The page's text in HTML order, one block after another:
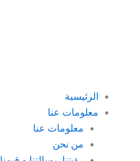
الرئيسية
معلومات عنا
معلومات عنا
من نحن